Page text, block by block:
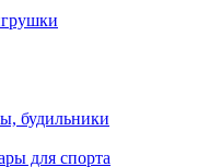
будильники
для спорта